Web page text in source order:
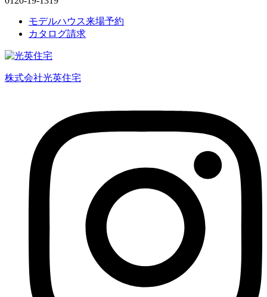
モデルハウス来場予約
カタログ請求
株式会社光英住宅